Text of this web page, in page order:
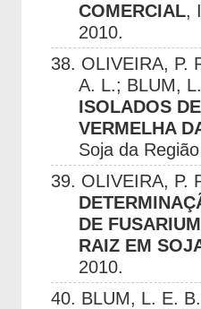
COMERCIAL,
2010.
38. OLIVEIRA, P.
A. L.; BLUM,
ISOLADOS
VERMELHA
Soja da
39. OLIVEIRA, P.
DE
RAIZ EM
2010.
40. BLUM, L. E.